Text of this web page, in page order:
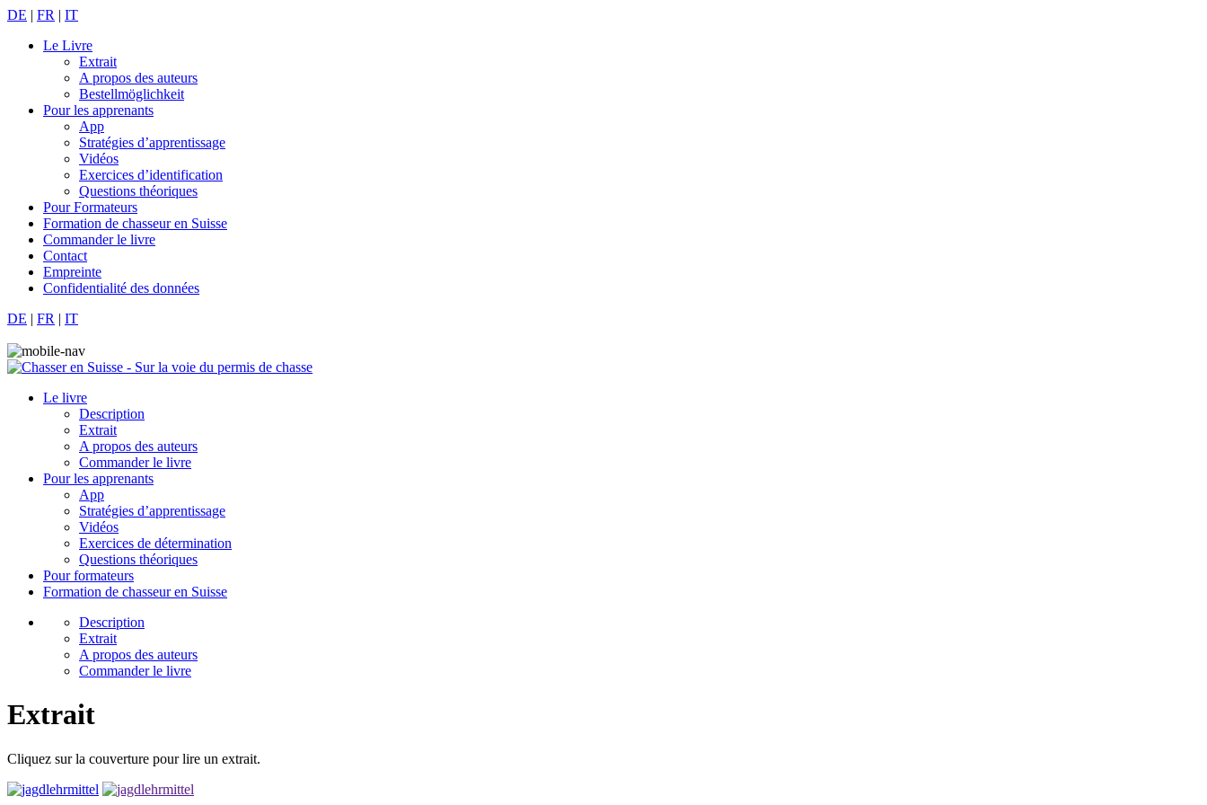
DE | FR | IT
Le Livre
Extrait
A propos des auteurs
Bestellmöglichkeit
Pour les apprenants
App
Stratégies d’apprentissage
Vidéos
Exercices d’identification
Questions théoriques
Pour Formateurs
Formation de chasseur en Suisse
Commander le livre
Contact
Empreinte
Confidentialité des données
DE | FR | IT
Le livre
Description
Extrait
A propos des auteurs
Commander le livre
Pour les apprenants
App
Stratégies d’apprentissage
Vidéos
Exercices de détermination
Questions théoriques
Pour formateurs
Formation de chasseur en Suisse
Description
Extrait
A propos des auteurs
Commander le livre
Extrait
Cliquez sur la couverture pour lire un extrait.